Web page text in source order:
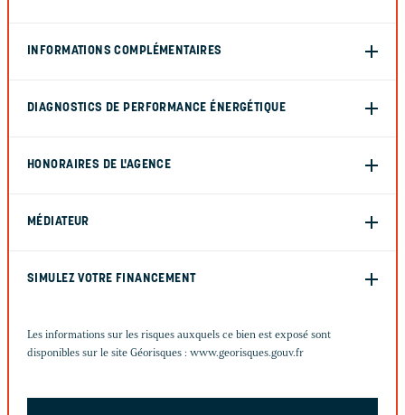
INFORMATIONS COMPLÉMENTAIRES
DIAGNOSTICS DE PERFORMANCE ÉNERGÉTIQUE
HONORAIRES DE L'AGENCE
MÉDIATEUR
SIMULEZ VOTRE FINANCEMENT
Les informations sur les risques auxquels ce bien est exposé sont
disponibles sur le site Géorisques : www.georisques.gouv.fr